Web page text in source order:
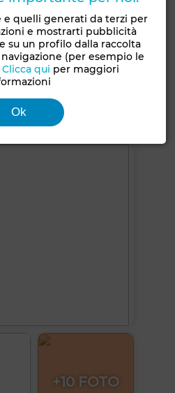
parabolica
vetri Porta rinforzata
Forno TV
+10 FOTO
e quelli generati da terzi per
e mostrarti pubblicità
su un profilo dalla raccolta
(per esempio le
Clicca qui per maggiori
Ok